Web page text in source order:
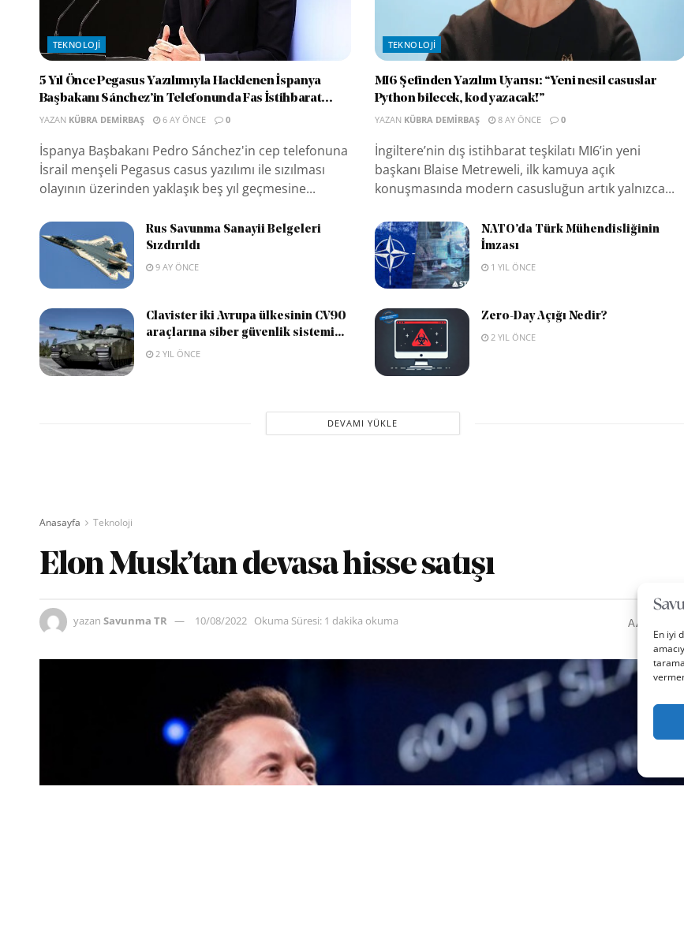
En iyi
TEKNOLOJI
5 Yıl Önce Pegasus Yazılımıyla Hacklenen İspanya
Başbakanı Sánchez’in Telefonunda Fas İstihbarat...
YAZAN KÜBRA DEMIRBAŞ 6 AY ÖNCE 0
İspanya Başbakanı Pedro Sánchez'in cep telefonuna
İsrail menşeli Pegasus casus yazılımı ile sızılması
olayının üzerinden yaklaşık beş yıl geçmesine...
TEKNOLOJI
MI6 Şefinden Yazılım Uyarısı: “Yeni nesil casuslar
Python bilecek, kod yazacak!”
YAZAN KÜBRA DEMIRBAŞ 8 AY ÖNCE 0
İngiltere’nin dış istihbarat teşkilatı MI6’in yeni
başkanı Blaise Metreweli, ilk kamuya açık
konuşmasında modern casusluğun artık yalnızca...
Rus Savunma Sanayii Belgeleri
Sızdırıldı
9 AY ÖNCE
NATO’da Türk Mühendisliğinin
İmzası
1 YIL ÖNCE
Clavister iki Avrupa ülkesinin CV90
araçlarına siber güvenlik sistemi...
2 YIL ÖNCE
Zero-Day Açığı Nedir?
2 YIL ÖNCE
DEVAMI YÜKLE
Anasayfa Teknoloji
Elon Musk’tan devasa hisse satışı
yazan Savunma TR 10/08/2022 Okuma Süresi: 1 dakika okuma AA